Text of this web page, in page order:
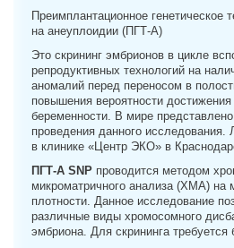
Преимплантационное генетическое
на анеуплоидии (ПГТ-А)
Это скрининг эмбрионов в цикле
репродуктивных технологий на
аномалий перед переносом в
повышения вероятности
беременности. В мире
проведения данного исследования.
в клинике «Центр ЭКО» в
ПГТ-А SNP проводится методом
микроматричного анализа (ХМА) на
плотности. Данное исследование
различные виды хромосомного
эмбриона. Для скрининга требуется